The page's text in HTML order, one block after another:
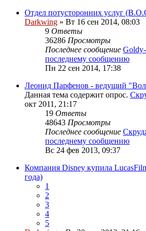
Отдел потусторонних услуг
Darkwing » Вт 16 сен 2014, 08:03
9 Ответы
36286 Просмотры
Последнее сообщение
последнему сообщению
Пн 22 сен 2014, 17:38
Леонид Парфенов - ведущий
Данная тема содержит опрос.
окт 2011, 21:17
19 Ответы
48643 Просмотры
Последнее сообщение
последнему сообщению
Вс 24 фев 2013, 09:37
Компания Disney купила
года)
1
2
3
4
5